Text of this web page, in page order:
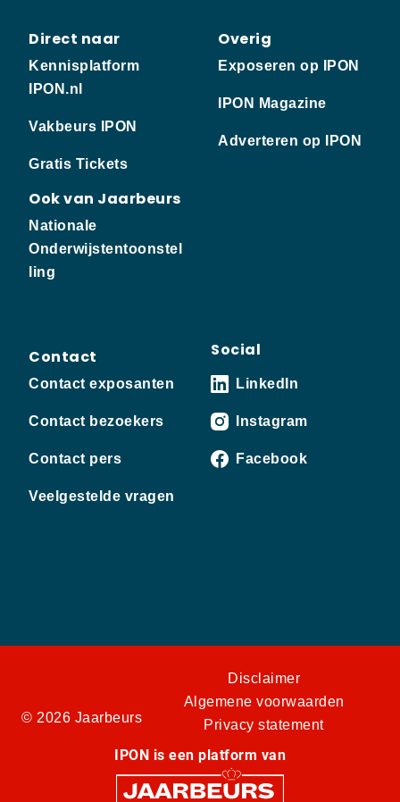
Direct naar
Kennisplatform
IPON.nl
Vakbeurs IPON
Gratis Tickets
Ook van Jaarbeurs
Nationale
Onderwijstentoonstel
ling
Overig
Exposeren op IPON
IPON Magazine
Adverteren op IPON
Contact
Contact exposanten
Contact bezoekers
Contact pers
Veelgestelde vragen
Social
LinkedIn
Instagram
Facebook
© 2026 Jaarbeurs
Disclaimer
Algemene voorwaarden
Privacy statement
IPON is een platform van